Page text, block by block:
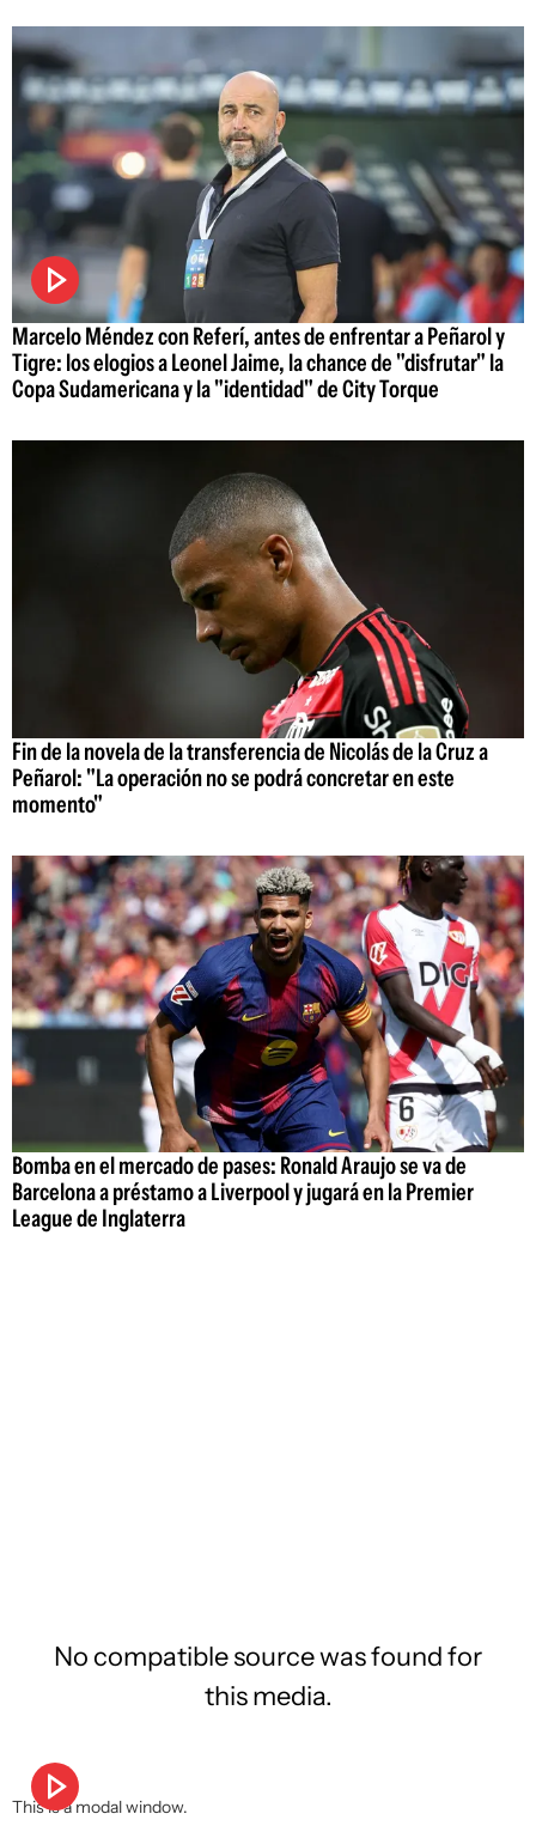
Marcelo Méndez con Referí, antes de enfrentar a Peñarol y
Tigre: los elogios a Leonel Jaime, la chance de "disfrutar" la
Copa Sudamericana y la "identidad" de City Torque
Fin de la novela de la transferencia de Nicolás de la Cruz a
Peñarol: "La operación no se podrá concretar en este
momento"
Bomba en el mercado de pases: Ronald Araujo se va de
Barcelona a préstamo a Liverpool y jugará en la Premier
League de Inglaterra
This is a modal window.
No compatible source was found for
this media.